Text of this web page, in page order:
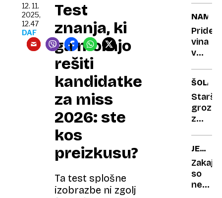
Test
znanja, ki
ga morajo
rešiti
kandidatke
za miss
2026: ste
kos
preizkusu?
Ta test splošne
izobrazbe ni zgolj
12. 11.
2025,
12.47
DAF
je,
kot
bi
bil
pijan
vina
v
pa
ne!
ŠOLA
grozijo
z
če
otroke
silijo
k
Zakaj
so